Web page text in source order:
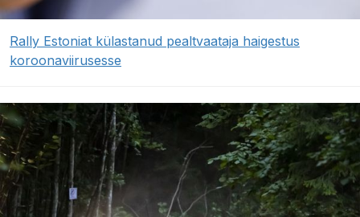
Rally Estoniat külastanud pealtvaataja haigestus
koroonaviirusesse